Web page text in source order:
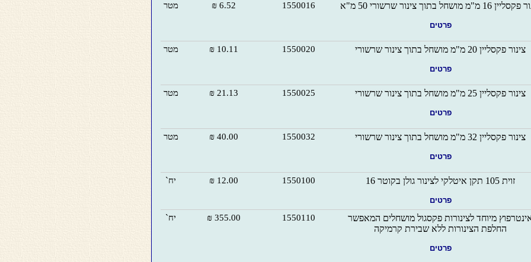
16 מ"מ מושחל בתוך צינור שרשורי 50 מ"א
פרטים
1550016
6.52 ₪ מטר
צינור פקסליין 20 מ"מ מושחל בתוך צינור שרשורי
פרטים
1550020
10.11 ₪ מטר
צינור פקסליין 25 מ"מ מושחל בתוך צינור שרשורי
פרטים
1550025
21.13 ₪ מטר
צינור פקסליין 32 מ"מ מושחל בתוך צינור שרשורי
פרטים
1550032
40.00 ₪ מטר
זוית 105 תקן איטלקי לצינור גולן בקוטר 16
פרטים
1550100
12.00 ₪ יח`
מיוחד לצינורות פקסגול מושחלים המאפשר
החלפת הצינורות ללא שבירת קרמיקה
פרטים
1550110
355.00 ₪ יח`